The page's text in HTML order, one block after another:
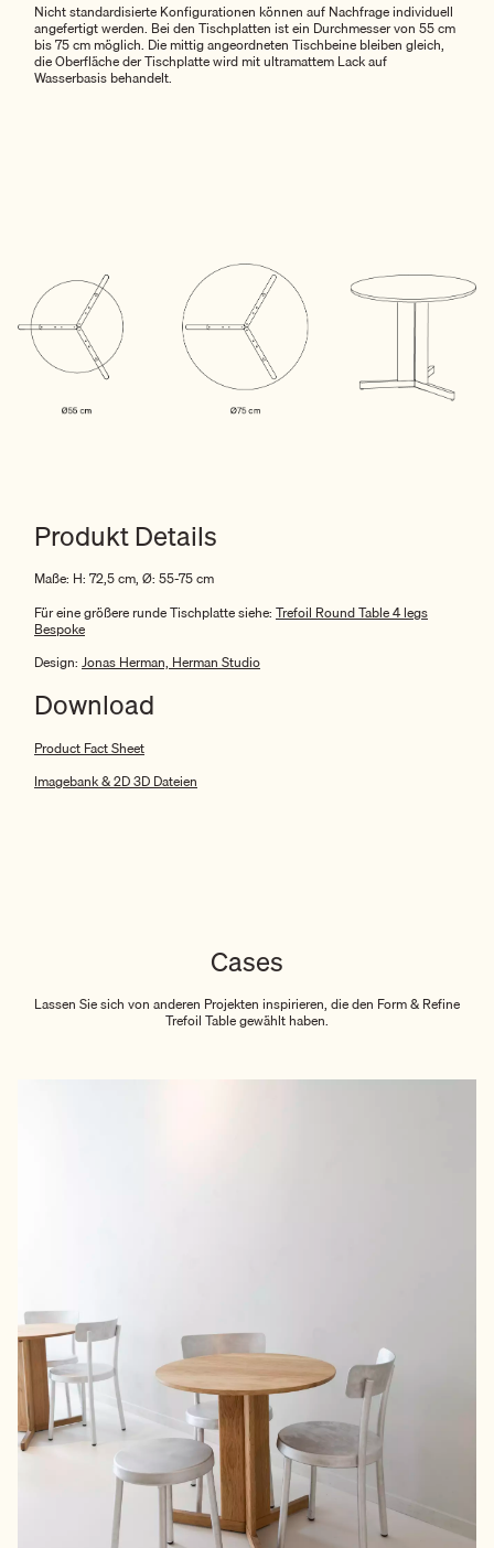
Nicht standardisierte Konfigurationen können auf Nachfrage individuell
angefertigt werden. Bei den Tischplatten ist ein Durchmesser von 55 cm
bis 75 cm möglich. Die mittig angeordneten Tischbeine bleiben gleich,
die Oberfläche der Tischplatte wird mit ultramattem Lack auf
Wasserbasis behandelt.
Produkt Details
Maße: H: 72,5 cm, Ø: 55-75 cm
Für eine größere runde Tischplatte siehe: Trefoil Round Table 4 legs
Bespoke
Design: Jonas Herman, Herman Studio
Download
Product Fact Sheet
Imagebank & 2D 3D Dateien
Cases
Lassen Sie sich von anderen Projekten inspirieren, die den Form & Refine
Trefoil Table gewählt haben.